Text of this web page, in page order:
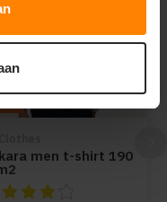
men t-shirt 190
beoordeling van dit